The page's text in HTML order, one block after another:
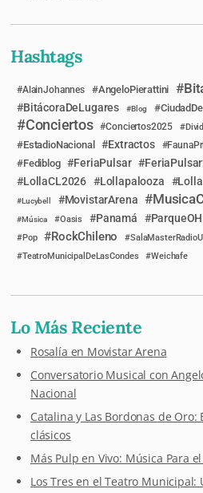
Hashtags
AlainJohannes AngeloPierattini
BitácoraDeLugares Blog
Conciertos Conciertos2025
EstadioNacional Extractos
Fediblog FeriaPulsar
LollaCL2026
Lollapalooza
Lucybell
MovistarArena
Música Oasis Panamá
Pop
RockChileno
TeatroMunicipalDeLasCondes Weichafe
Lo Más Reciente
Rosalía en Movistar Arena
Conversatorio Musical con
Nacional
Catalina y Las Bordonas de
clásicos
Más Pulp en Vivo: Música Para
Los Tres en el Teatro Municipal: